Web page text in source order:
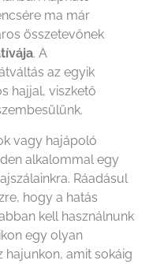
ma már
összetevőnek
. A
az egyik
hajjal, viszkető
vagy hajápoló
alkalommal egy
Ráadásul
hogy a hatás
kell használnunk
egy olyan
hajunkon, amit sokáig